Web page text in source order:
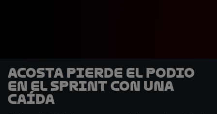
Acosta pierde el podio
en el Sprint con una
caída